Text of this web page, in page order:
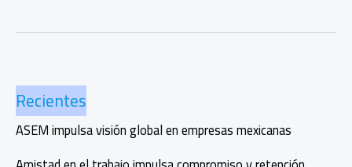
México
Recientes
ASEM impulsa visión global en empresas mexicanas